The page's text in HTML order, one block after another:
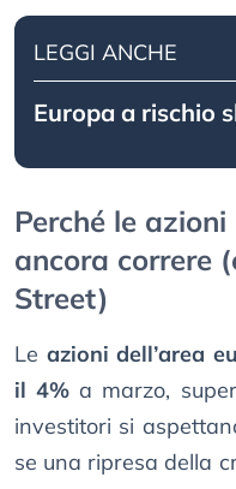
LEGGI ANCHE
Europa a rischio
Perché le
ancora correre
Street)
Le azioni dell’area
il 4% a marzo,
investitori si
se una ripresa della